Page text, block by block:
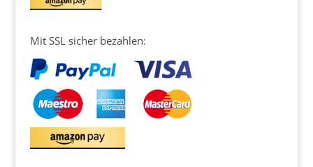
Mit SSL sicher bezahlen: